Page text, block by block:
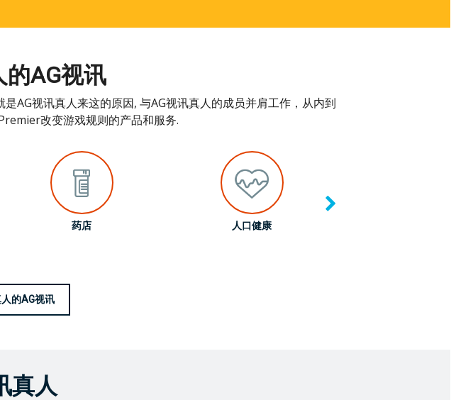
的AG视讯
AG视讯真人来这的原因, 与AG视讯真人的成员并肩工作，从内到
改变游戏规则的产品和服务.
人口健康
的AG视讯
真人